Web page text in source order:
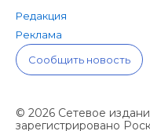
Редакция
Реклама
Сообщить новость
© 2026 Сетевое
зарегистрировано